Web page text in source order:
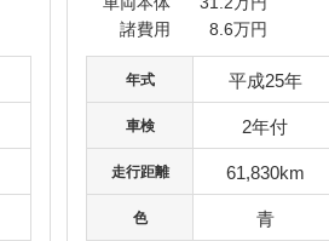
諸費用
8.6万円
年式 平成25年
車検 2年付
走行距離 61,830km
色 青